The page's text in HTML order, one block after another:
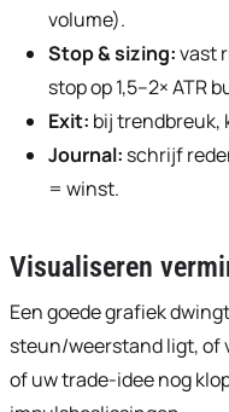
volume).
Stop & sizing:vast
stop op 1,5–2× ATR
Exit: bij trendbreuk,
Journal: schrijf
= winst.
Visualiseren
Een goede grafiek
steun/weerstand ligt, of
of uw trade-idee nog